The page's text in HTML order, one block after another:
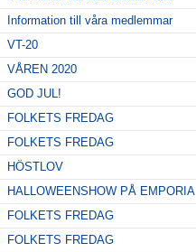
Information till våra medlemmar
VT-20
VÅREN 2020
GOD JUL!
FOLKETS FREDAG
FOLKETS FREDAG
HÖSTLOV
HALLOWEENSHOW PÅ EMPORIA
FOLKETS FREDAG
FOLKETS FREDAG